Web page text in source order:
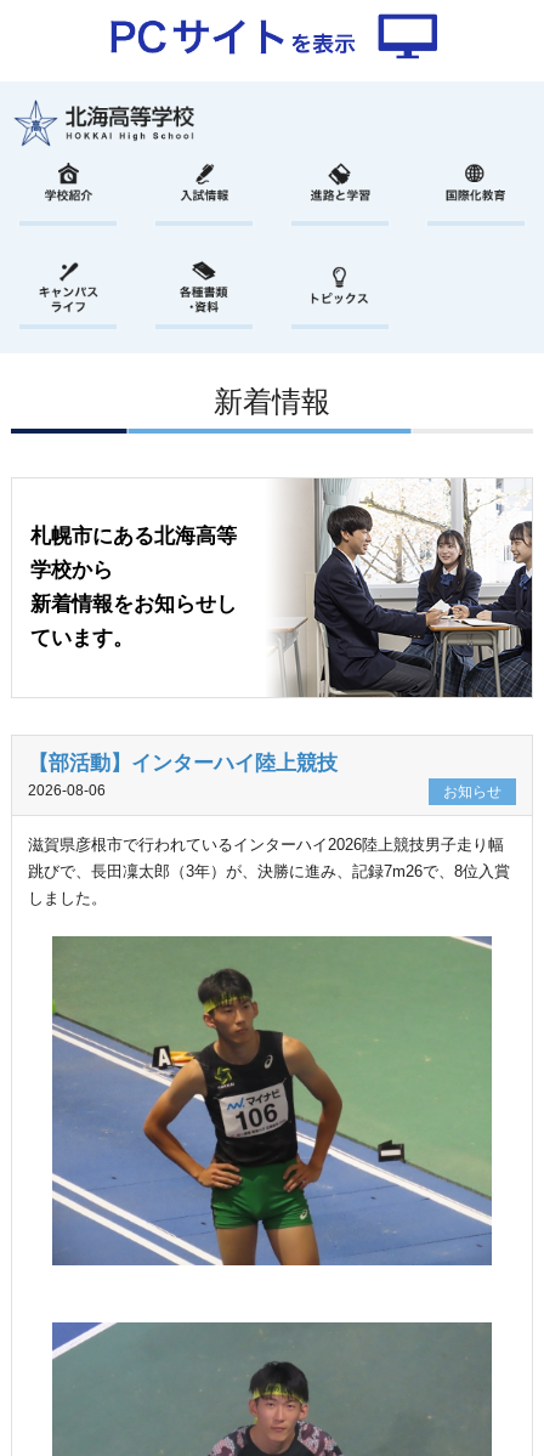
新着情報
札幌市にある北海高等
学校から
新着情報をお知らせし
ています。
【部活動】インターハイ陸上競技
2026-08-06 お知らせ
滋賀県彦根市で行われているインターハイ2026陸上競技男子走り幅
跳びで、長田凜太郎（3年）が、決勝に進み、記録7m26で、8位入賞
しました。